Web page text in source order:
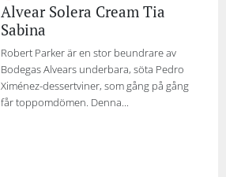
Alvear Solera Cream Tia
Sabina
Robert Parker är en stor beundrare av
Bodegas Alvears underbara, söta Pedro
Ximénez-dessertviner, som gång på gång
får toppomdömen. Denna...